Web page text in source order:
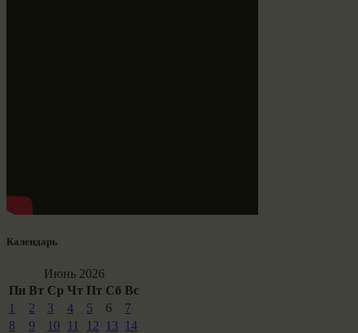
Календарь
Июнь 2026
Пн Вт Ср Чт Пт Сб Вс
1
2 3 4 5 6
7
8
9 10 11 12 13
14